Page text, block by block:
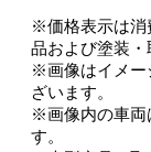
※価格表示は消
品および塗装・
※画像はイメー
ざいます。
※画像内の車両
す。